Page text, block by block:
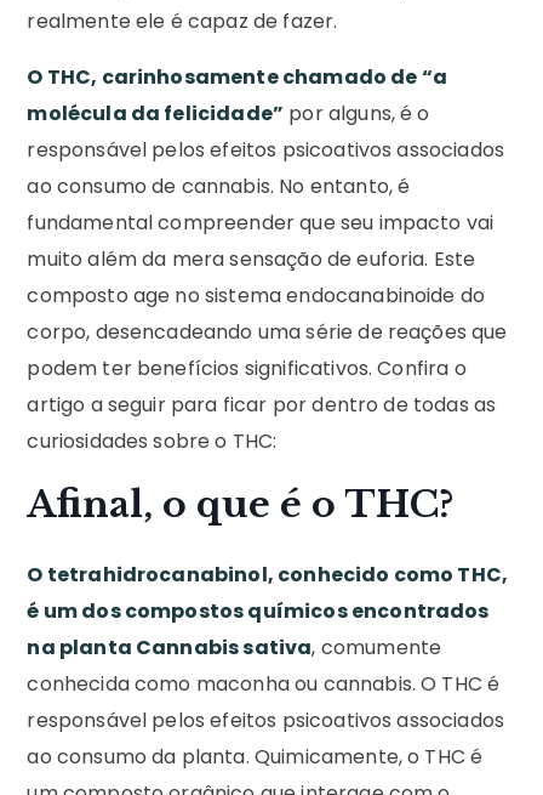
realmente ele é capaz de fazer.
O THC, carinhosamente chamado de “a
molécula da felicidade” por alguns, é o
responsável pelos efeitos psicoativos associados
ao consumo de cannabis. No entanto, é
fundamental compreender que seu impacto vai
muito além da mera sensação de euforia. Este
composto age no sistema endocanabinoide do
corpo, desencadeando uma série de reações que
podem ter benefícios significativos. Confira o
artigo a seguir para ficar por dentro de todas as
curiosidades sobre o THC:
Afinal, o que é o THC?
O tetrahidrocanabinol, conhecido como THC,
é um dos compostos químicos encontrados
na planta Cannabis sativa, comumente
conhecida como maconha ou cannabis. O THC é
responsável pelos efeitos psicoativos associados
ao consumo da planta. Quimicamente, o THC é